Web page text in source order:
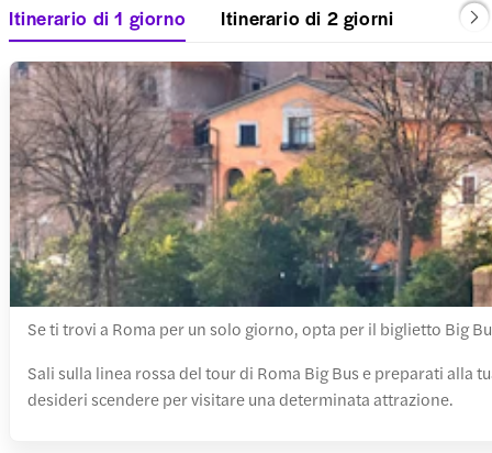
Itinerario di 1 giorno Itinerario di 2 giorni
Se ti trovi a Roma per un solo giorno, opta per il biglietto Big
Sali sulla linea rossa del tour di Roma Big Bus e preparati alla
desideri scendere per visitare una determinata attrazione.